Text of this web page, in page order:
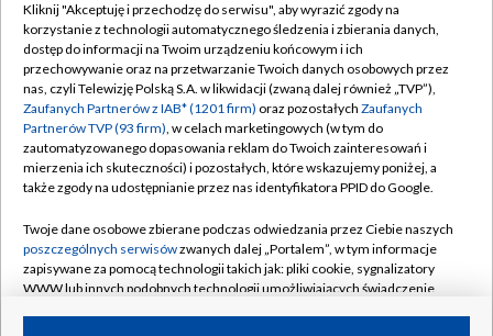
TVP
Abonament TVP
Emisja w TVP
Centrum informacji TVP
Naziemna Telewizja Cyfrowa
Rada Programowa
System NOS
Informacje o nadawcy
Regulamin TVP
Polityka prywatności
Moje zgody
Pomoc
Kontakt
Kanały
Kliknij "Akceptuję i przechodzę do serwisu", aby wyrazić zgody na
korzystanie z technologii automatycznego śledzenia i zbierania danych,
dostęp do informacji na Twoim urządzeniu końcowym i ich
przechowywanie oraz na przetwarzanie Twoich danych osobowych przez
nas, czyli Telewizję Polską S.A. w likwidacji (zwaną dalej również „TVP”),
Zaufanych Partnerów z IAB* (1201 firm) oraz pozostałych Zaufanych
Partnerów TVP (93 firm), w celach marketingowych (w tym do
zautomatyzowanego dopasowania reklam do Twoich zainteresowań i
mierzenia ich skuteczności) i pozostałych, które wskazujemy poniżej, a
także zgody na udostępnianie przez nas identyfikatora PPID do Google.
Twoje dane osobowe zbierane podczas odwiedzania przez Ciebie naszych
poszczególnych serwisówzwanych dalej „Portalem”, w tym informacje
zapisywane za pomocą technologii takich jak: pliki cookie, sygnalizatory
WWW lub innych podobnych technologii umożliwiających świadczenie